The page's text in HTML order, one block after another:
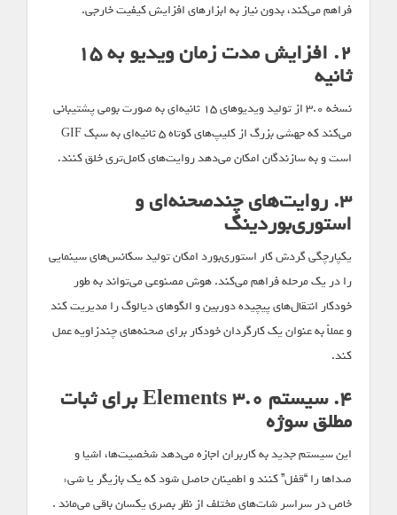
فراهم می‌کند، بدون نیاز به ابزارهای افزایش کیفیت خارجی.
۲. افزایش مدت زمان ویدیو به ۱۵
ثانیه
نسخه ۳.۰ از تولید ویدیوهای ۱۵ ثانیه‌ای به صورت بومی پشتیبانی
می‌کند که جهشی بزرگ از کلیپ‌های کوتاه ۵ ثانیه‌ای به سبک GIF
است و به سازندگان امکان می‌دهد روایت‌های کامل‌تری خلق کنند.
۳. روایت‌های چندصحنه‌ای و
استوری‌بوردینگ
یکپارچگی گردش کار استوری‌بورد امکان تولید سکانس‌های سینمایی
را در یک مرحله فراهم می‌کند. هوش مصنوعی می‌تواند به طور
خودکار انتقال‌های پیچیده دوربین و الگوهای دیالوگ را مدیریت کند
و عملاً به عنوان یک کارگردان خودکار برای صحنه‌های چندزاویه عمل
کند.
۴. سیستم Elements 3.0 برای ثبات
مطلق سوژه
این سیستم جدید به کاربران اجازه می‌دهد شخصیت‌ها، اشیا و
صداها را “قفل” کنند و اطمینان حاصل شود که یک بازیگر یا شیء
خاص در سراسر شات‌های مختلف از نظر بصری یکسان باقی می‌ماند .